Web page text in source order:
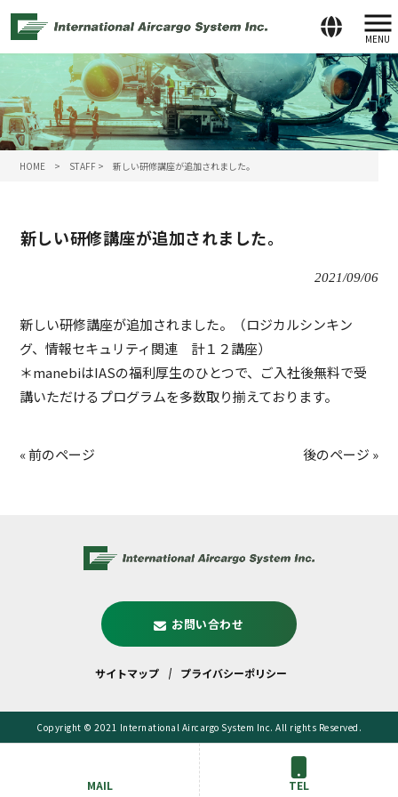
MENU
HOME > STAFF > 新しい研修講座が追加されました。
新しい研修講座が追加されました。
2021/09/06
新しい研修講座が追加されました。（ロジカルシンキン
グ、情報セキュリティ関連 計１２講座）
＊manebiはIASの福利厚生のひとつで、ご入社後無料で受
講いただけるプログラムを多数取り揃えております。
« 前のページ 後のページ »
サイトマップ プライバシーポリシー
お問い合わせ
Copyright © 2021 International Aircargo System Inc. All rights Reserved.
MAIL TEL